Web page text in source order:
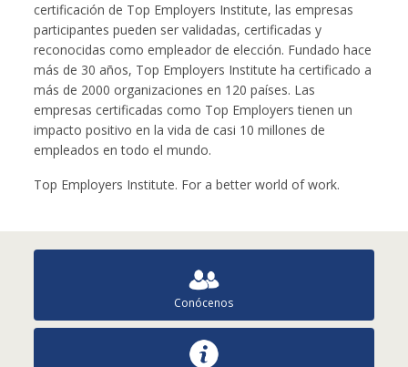
certificación de Top Employers Institute, las empresas
participantes pueden ser validadas, certificadas y
reconocidas como empleador de elección. Fundado hace
más de 30 años, Top Employers Institute ha certificado a
más de 2000 organizaciones en 120 países. Las
empresas certificadas como Top Employers tienen un
impacto positivo en la vida de casi 10 millones de
empleados en todo el mundo.
Top Employers Institute. For a better world of work.
Conócenos